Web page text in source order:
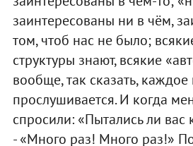
заинтересованы ни в чём,
том, чтоб нас не было;
структуры знают, всякие
вообще, так сказать,
прослушивается. И когда
спросили: «Пытались ли вас
- «Много раз! Много раз!»